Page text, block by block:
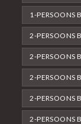
1-PERSOONS
2-PERSOONS
2-PERSOONS
2-PERSOONS
2-PERSOONS
2-PERSOONS